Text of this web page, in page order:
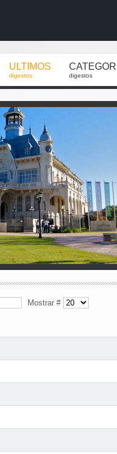
ULTIMOS
digestos digestos
Mostrar #